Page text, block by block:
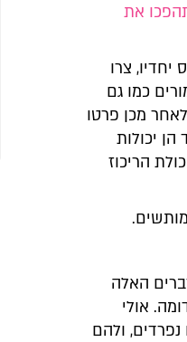
את
צרו
כמו גם
מכן פרטו
יכולות
הריכוז
האלה
אולי
נפרדים, ולהם